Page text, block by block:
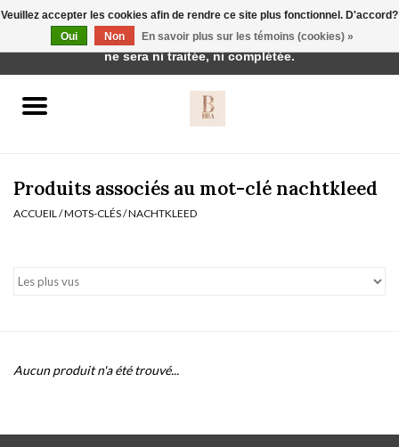
Réduction
Produits associés au mot-clé nachtkleed
ACCUEIL /MOTS-CLÉS/NACHTKLEED
Aucun produit n'a été trouvé...
Veuillez accepter les cookies afin de rendre ce site plus fonctionnel. D'accord?
Oui
Non En savoir plus sur les témoins (cookies) »
Cette boutique est en construction. Toute commande passée
ne sera ni traitée, ni complétée.